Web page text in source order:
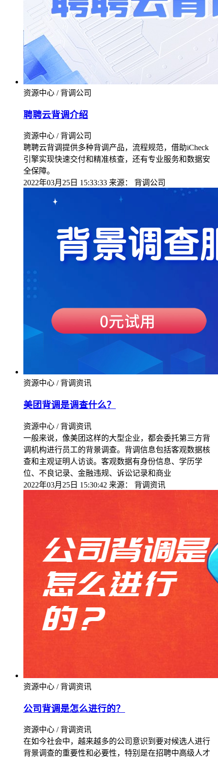
资源中心 / 背调公司
聘聘云背调介绍
资源中心 / 背调公司
聘聘云背调提供多种背调产品，流程规范，借助iCheck
引擎实现快速交付和精准核查，还有专业服务和数据安
全保障。
2022年03月25日 15:33:33 来源： 背调公司
资源中心 / 背调资讯
美团背调是调查什么？
资源中心 / 背调资讯
一般来说，像美团这样的大型企业，都会委托第三方背
调机构进行员工的背景调查。背调信息包括客观数据核
查和主观证明人访谈。客观数据有身份信息、学历学
位、不良记录、金融违规、诉讼记录和商业
2022年03月25日 15:30:42 来源： 背调资讯
资源中心 / 背调资讯
公司背调是怎么进行的？
资源中心 / 背调资讯
在如今社会中，越来越多的公司意识到要对候选人进行
背景调查的重要性和必要性，特别是在招聘中高级人才